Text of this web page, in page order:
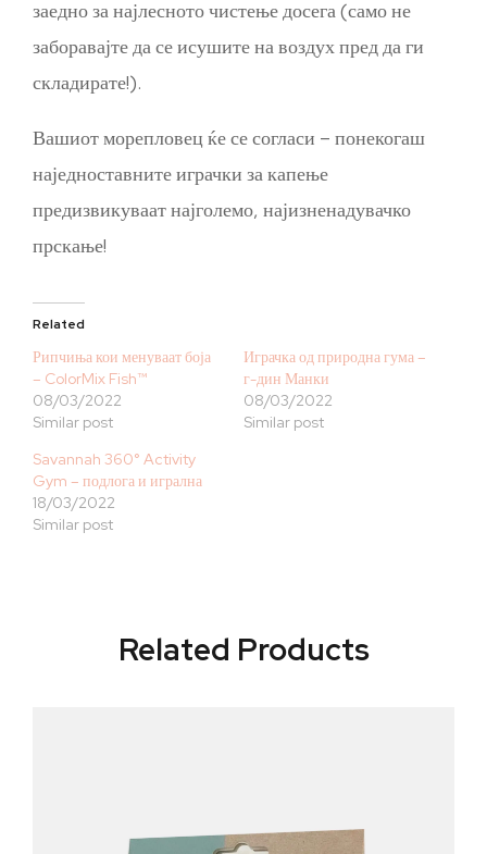
заедно за најлесното чистење досега (само не
заборавајте да се исушите на воздух пред да ги
складирате!).
Вашиот морепловец ќе се согласи – понекогаш
наједноставните играчки за капење
предизвикуваат најголемо, најизненадувачко
прскање!
Related
Рипчиња кои менуваат боја
– ColorMix Fish™
08/03/2022
Similar post
Играчка од природна гума –
г-дин Манки
08/03/2022
Similar post
Savannah 360° Activity
Gym – подлога и игрална
18/03/2022
Similar post
Related Products